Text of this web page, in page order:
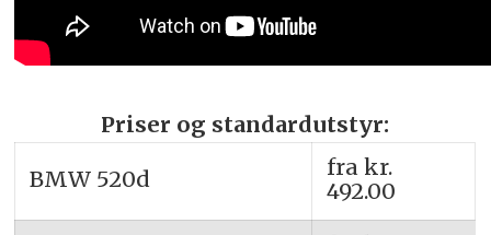
Priser og standardutstyr:
BMW 520d
fra kr.
492.00